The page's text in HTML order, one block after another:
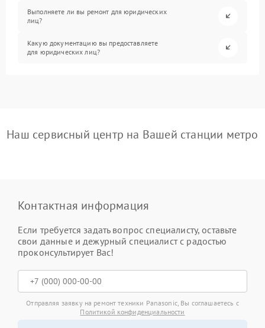
Выполняете ли вы ремонт для юридических
лиц?
Какую документацию вы предоставляете
для юридических лиц?
Наш сервисный центр на Вашей станции метро
Контактная информация
Если требуется задать вопрос специалисту, оставьте
свои данные и дежурный специалист с радостью
проконсультирует Вас!
Отправляя заявку на ремонт техники Panasonic, Вы соглашаетесь с
Политикой конфиденциальности